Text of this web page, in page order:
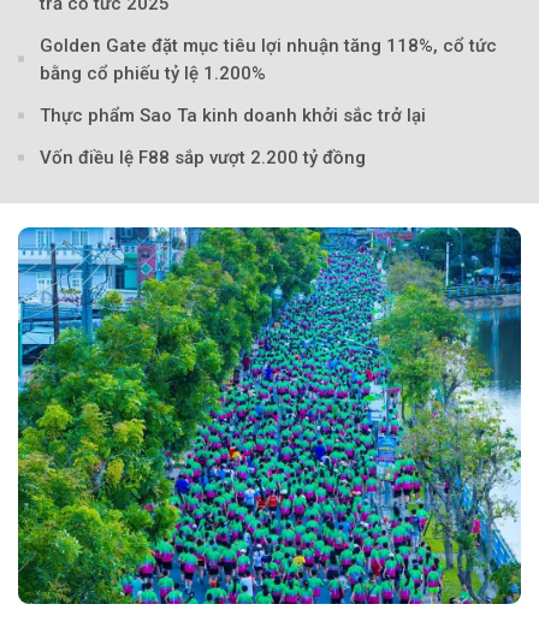
Theo Sở hữu trí
Golden Gate đặt mục tiêu lợi nhuận tăng 118%, cổ tức
bằng cổ phiếu tỷ lệ 1.200%
Thực phẩm Sao Ta kinh doanh khởi sắc trở lại
Vốn điều lệ F88 sắp vượt 2.200 tỷ đồng